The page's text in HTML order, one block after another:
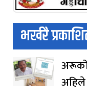
भर्खरै